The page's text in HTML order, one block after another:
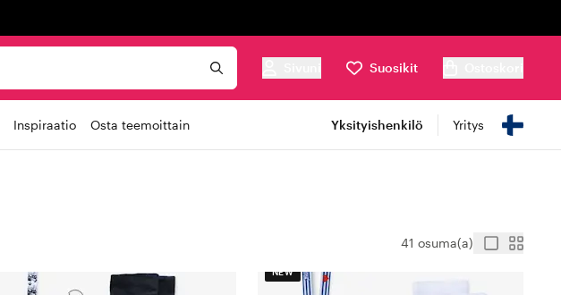
Suosikit
Inspiraatio Osta teemoittain Yksityishenkilö Yritys
41 osuma(a)
NEW